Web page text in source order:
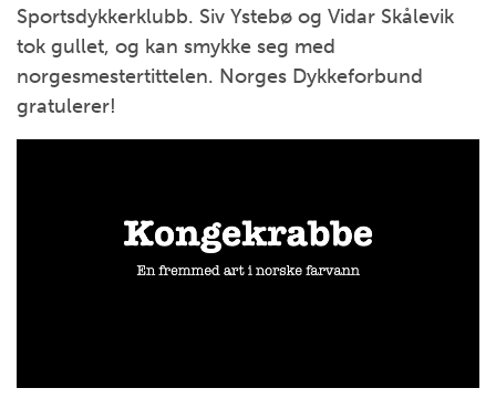
Sportsdykkerklubb. Siv Ystebø og Vidar Skålevik
tok gullet, og kan smykke seg med
norgesmestertittelen. Norges Dykkeforbund
gratulerer!